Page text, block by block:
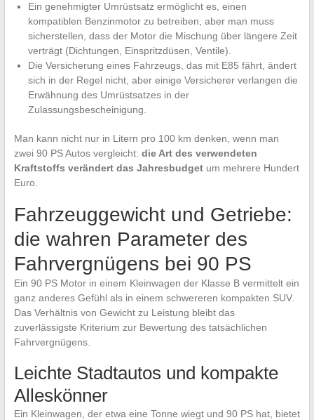
Ein genehmigter Umrüstsatz ermöglicht es, einen
kompatiblen Benzinmotor zu betreiben, aber man muss
sicherstellen, dass der Motor die Mischung über längere Zeit
verträgt (Dichtungen, Einspritzdüsen, Ventile).
Die Versicherung eines Fahrzeugs, das mit E85 fährt, ändert
sich in der Regel nicht, aber einige Versicherer verlangen die
Erwähnung des Umrüstsatzes in der
Zulassungsbescheinigung.
Man kann nicht nur in Litern pro 100 km denken, wenn man
zwei 90 PS Autos vergleicht: die Art des verwendeten
Kraftstoffs verändert das Jahresbudgetum mehrere Hundert
Euro.
Fahrzeuggewicht und Getriebe:
die wahren Parameter des
Fahrvergnügens bei 90 PS
Ein 90 PS Motor in einem Kleinwagen der Klasse B vermittelt ein
ganz anderes Gefühl als in einem schwereren kompakten SUV.
Das Verhältnis von Gewicht zu Leistung bleibt das
zuverlässigste Kriterium zur Bewertung des tatsächlichen
Fahrvergnügens.
Leichte Stadtautos und kompakte
Alleskönner
Ein Kleinwagen, der etwa eine Tonne wiegt und 90 PS hat, bietet